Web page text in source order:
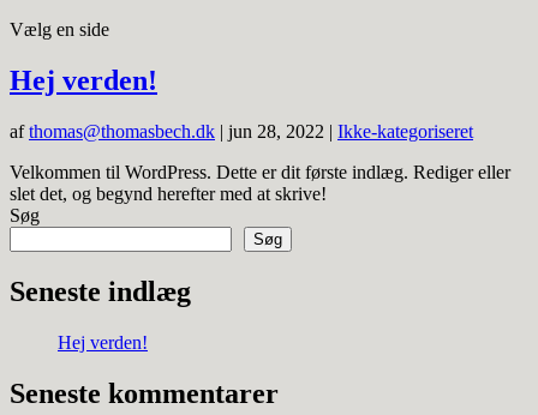
Vælg en side
Hej verden!
afthomas@thomasbech.dk | jun 28, 2022 | Ikke-kategoriseret
Velkommen til WordPress. Dette er dit første indlæg. Rediger eller
slet det, og begynd herefter med at skrive!
Søg
Søg
Seneste indlæg
Hej verden!
Seneste kommentarer